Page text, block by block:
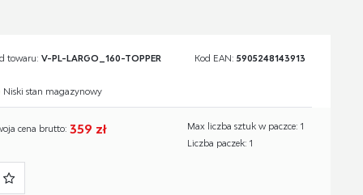
towaru: V-PL-LARGO_160-TOPPER Kod EAN: 5905248143913
Niski stan magazynowy
cena brutto: 359 zł
Max liczba sztuk w paczce: 1
Liczba paczek: 1